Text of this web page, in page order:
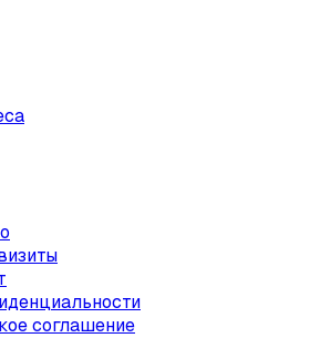
соглашение